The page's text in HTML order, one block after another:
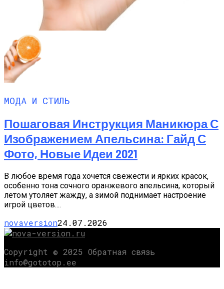
МОДА И СТИЛЬ
Пошаговая Инструкция Маникюра С
Изображением Апельсина: Гайд С
Фото, Новые Идеи 2021
В любое время года хочется свежести и ярких красок,
особенно тона сочного оранжевого апельсина, который
летом утоляет жажду, а зимой поднимает настроение
игрой цветов....
novaversion24.07.2026
Copyright © 2025 Обратная связь
info@gototop.ee